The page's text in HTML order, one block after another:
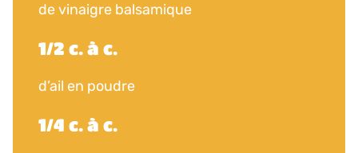
de vinaigre balsamique
1/2 c. à c.
d’ail en poudre
1/4 c. à c.